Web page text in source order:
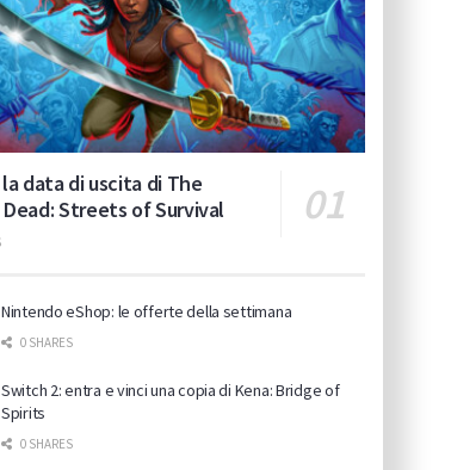
data di uscita di The
Streets of Survival
Nintendo eShop: le offerte della settimana
0 SHARES
Switch 2: entra e vinci una copia di Kena: Bridge of
Spirits
0 SHARES